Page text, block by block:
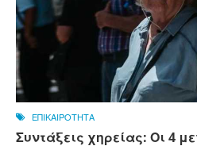
ΕΠΙΚΑΙΡΟΤΗΤΑ
Συντάξεις χηρείας: Οι 4